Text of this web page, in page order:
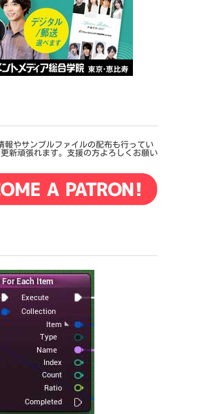
報やサンプルファイルの配布も行ってい
新頑張れます。支援の方よろしくお願い